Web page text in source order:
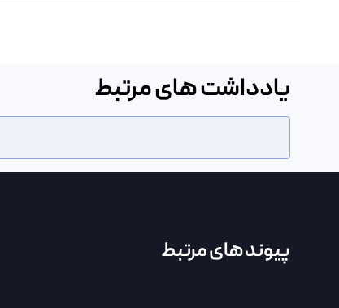
یادداشت های مرتبط
پیوند های مرتبط